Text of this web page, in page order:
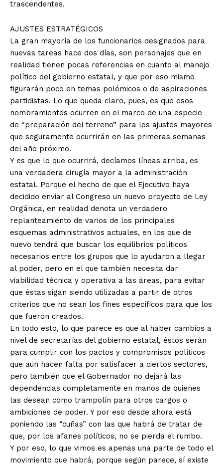
+ Todas las formas de lucha, potencialmente enlazadas
trascendentes.
AJUSTES ESTRATÉGICOS
La gran mayoría de los funcionarios designados para
nuevas tareas hace dos días, son personajes que en
realidad tienen pocas referencias en cuanto al manejo
político del gobierno estatal, y que por eso mismo
figurarán poco en temas polémicos o de aspiraciones
partidistas. Lo que queda claro, pues, es que esos
nombramientos ocurren en el marco de una especie
de “preparación del terreno” para los ajustes mayores
que seguramente ocurrirán en las primeras semanas
del año próximo.
Y es que lo que ocurrirá, decíamos líneas arriba, es
una verdadera cirugía mayor a la administración
estatal. Porque el hecho de que el Ejecutivo haya
decidido enviar al Congreso un nuevo proyecto de Ley
Orgánica, en realidad denota un verdadero
replanteamiento de varios de los principales
esquemas administrativos actuales, en los que de
nuevo tendrá que buscar los equilibrios políticos
necesarios entre los grupos que lo ayudaron a llegar
al poder, pero en el que también necesita dar
viabilidad técnica y operativa a las áreas, para evitar
que éstas sigan siendo utilizadas a partir de otros
criterios que no sean los fines específicos para que los
que fueron creados.
En todo esto, lo que parece es que al haber cambios a
nivel de secretarías del gobierno estatal, éstos serán
para cumplir con los pactos y compromisos políticos
que aún hacen falta por satisfacer a ciertos sectores,
pero también que el Gobernador no dejará las
dependencias completamente en manos de quienes
las desean como trampolín para otros cargos o
ambiciones de poder. Y por eso desde ahora está
poniendo las “cuñas” con las que habrá de tratar de
que, por los afanes políticos, no se pierda el rumbo.
Y por eso, lo que vimos es apenas una parte de todo el
movimiento que habrá, porque según parece, sí existe